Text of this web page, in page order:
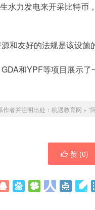
水力发电来开采比特
和友好的法规是该设施
和YPF等项目展示
者并注明出处： 机遇教育网 » “
赞 (0)